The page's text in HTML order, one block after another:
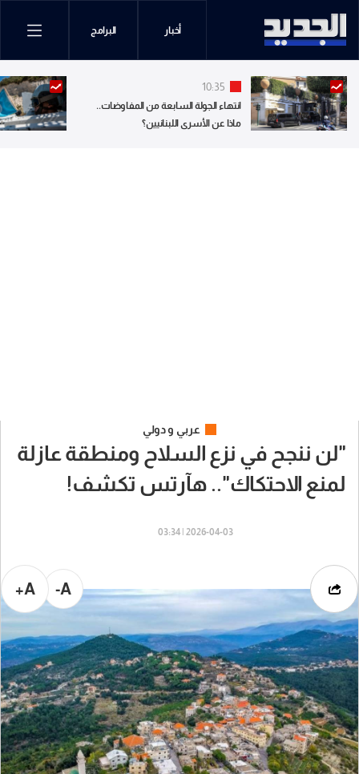
أخبار البرامج
10:35
انتهاء الجولة السابعة من المفاوضات..
ماذا عن الأسرى اللبنانيين؟
عربي و دولي
"لن ننجح في نزع السلاح ومنطقة عازلة
لمنع الاحتكاك".. هآرتس تكشف!
2026-04-03 | 03:34
A-
A+